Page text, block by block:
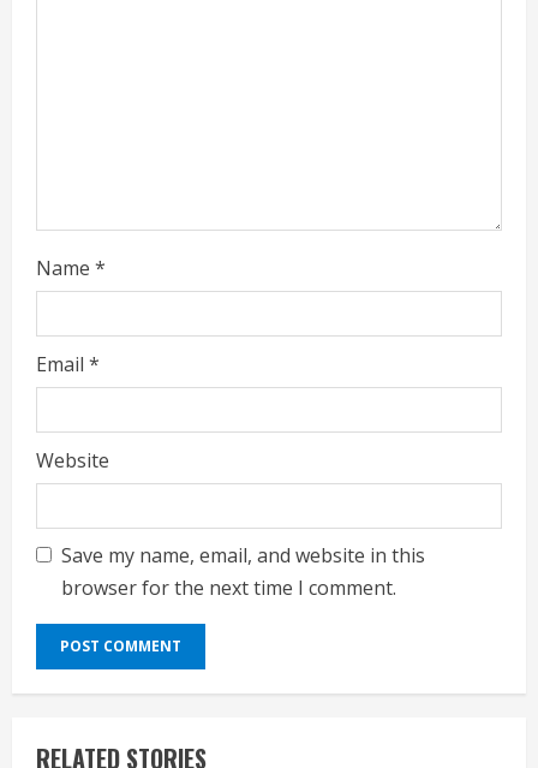
g
Name *
Email *
Website
Save my name, email, and website in this
browser for the next time I comment.
RELATED STORIES